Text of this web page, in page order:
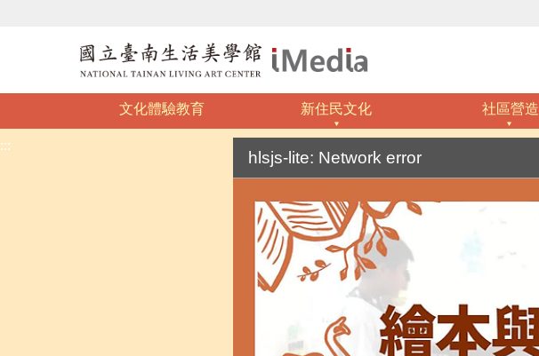
文化體驗教育 新住民文化 社區營造
:::
hlsjs-lite: Network error